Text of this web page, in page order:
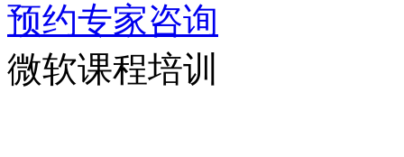
预约专家咨询
微软课程培训